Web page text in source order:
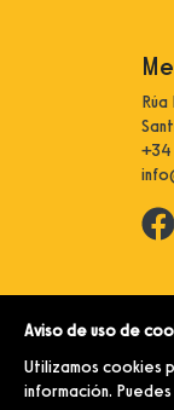
+34
©
Aviso de uso de
Utilizamos cookies
información.